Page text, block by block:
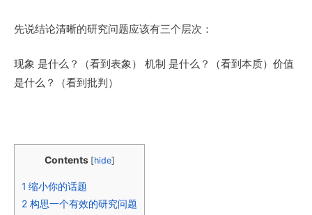
先说结论清晰的研究问题应该有三个层次：
现象 是什么？（看到表象） 机制 是什么？（看到本质）价值
是什么？（看到批判）
Contents [hide]
1 缩小你的话题
2 构思一个有效的研究问题